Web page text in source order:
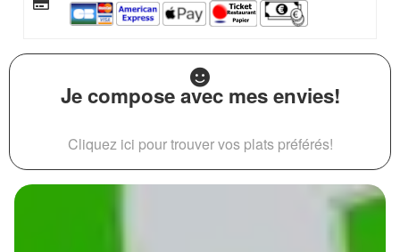
Je compose avec mes envies!
Cliquez ici pour trouver vos plats préférés!